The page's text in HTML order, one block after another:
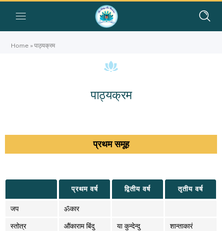
Home »पाठ्यक्रम
पाठ्यक्रम
प्रथम समूह
प्रथम वर्ष द्वितीय वर्ष तृतीय वर्ष
जप
ॐकार
स्तोत्र
औंकाराम बिंदु
या कुन्देन्दु शान्ताकारं